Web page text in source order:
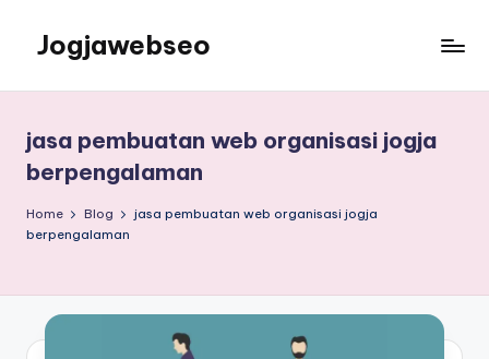
Jogjawebseo
jasa pembuatan web organisasi jogja
berpengalaman
Home Blog
jasa pembuatan web organisasi jogja
berpengalaman